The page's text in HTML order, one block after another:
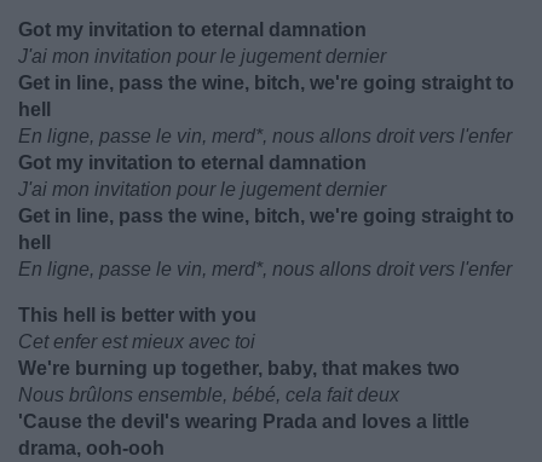
Got my invitation to eternal damnation
J'ai mon invitation pour le jugement dernier
Get in line, pass the wine, bitch, we're going straight to
hell
En ligne, passe le vin, merd*, nous allons droit vers l'enfer
Got my invitation to eternal damnation
J'ai mon invitation pour le jugement dernier
Get in line, pass the wine, bitch, we're going straight to
hell
En ligne, passe le vin, merd*, nous allons droit vers l'enfer
This hell is better with you
Cet enfer est mieux avec toi
We're burning up together, baby, that makes two
Nous brûlons ensemble, bébé, cela fait deux
'Cause the devil's wearing Prada and loves a little
drama, ooh-ooh